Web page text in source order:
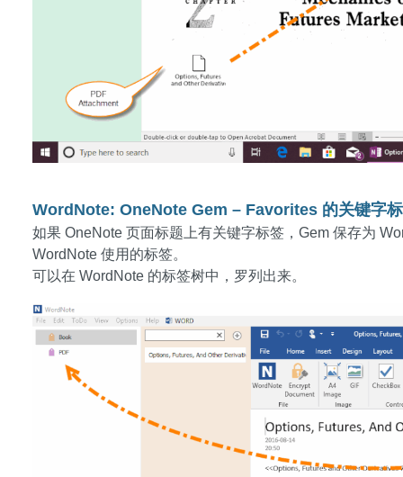
WordNote: OneNote Gem – Favorites 的关键字
如果 OneNote 页面标题上有关键字标签，Gem 保存为
WordNote 使用的标签。
可以在 WordNote 的标签树中，罗列出来。